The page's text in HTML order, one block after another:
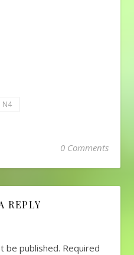
N4
0 Comments
REPLY
be published. Required